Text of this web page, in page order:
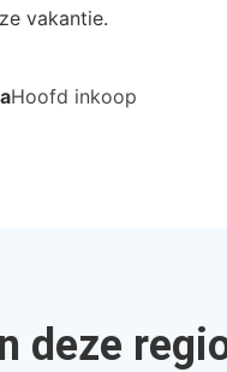
vakantie.
Hoofd inkoop
deze